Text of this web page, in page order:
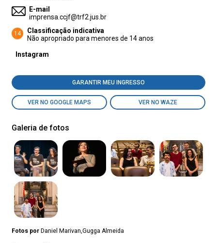
E-mail
imprensa.ccjf@trf2.jus.br
14
Classificação indicativa
Não apropriado para menores de 14 anos
Instagram
GARANTIR MEU INGRESSO
VER NO GOOGLE MAPS VER NO WAZE
Galeria de fotos
Fotos por Daniel Marivan,Gugga Almeida